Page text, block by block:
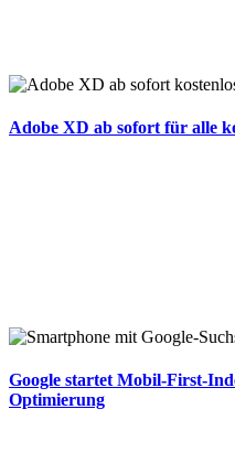
Adobe XD ab sofort für alle
Google startet Mobil-First-
Optimierung